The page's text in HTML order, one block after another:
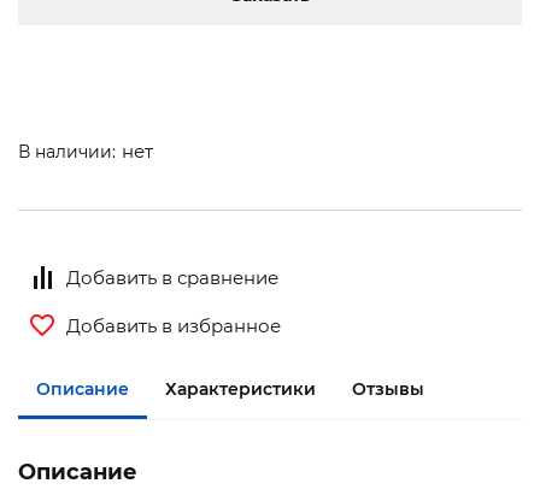
В наличии: нет
Добавить в сравнение
Добавить в избранное
Описание Характеристики Отзывы
Описание